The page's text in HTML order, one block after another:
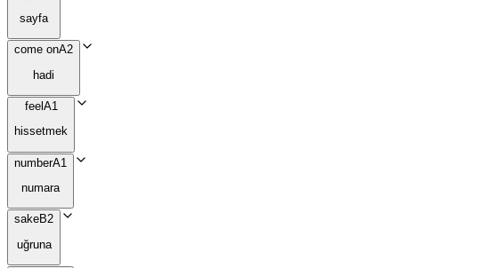
sayfa
come onA2
hadi
feel A1
hissetmek
numberA1
numara
sakeB2
uğruna